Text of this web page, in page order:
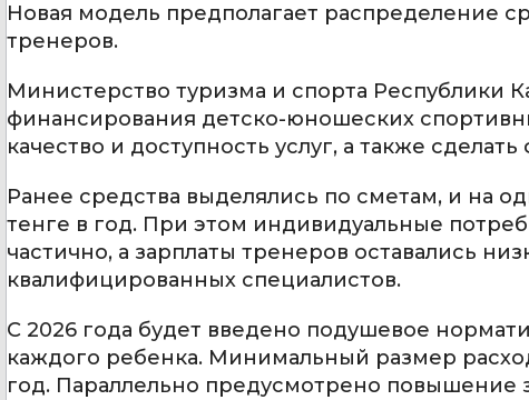
Новая модель предполагает распределение
тренеров.
Министерство туризма и спорта Республики
финансирования детско-юношеских
качество и доступность услуг, а также
Ранее средства выделялись по сметам, и на
тенге в год. При этом индивидуальные
частично, а зарплаты тренеров оставались
квалифицированных специалистов.
С 2026 года будет введено подушевое
каждого ребенка. Минимальный размер
год. Параллельно предусмотрено повышение